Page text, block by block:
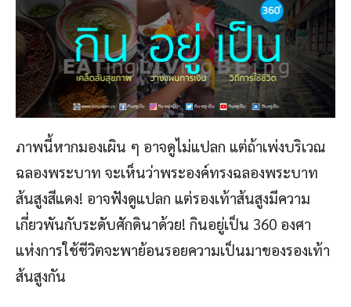
ภาพนี้หากมองเผิน ๆ อาจดูไม่แปลก แต่ถ้าเพ่งบริเวณ
ฉลองพระบาท จะเห็นว่าพระองค์ทรงฉลองพระบาท
ส้นสูงสีแดง! อาจฟังดูแปลก แต่รองเท้าส้นสูงมีความ
เกี่ยวพันกับระดับศักดินาด้วย! กินอยู่เป็น 360 องศา
แห่งการใช้ชีวิตจะพาย้อนรอยความเป็นมาของรองเท้า
ส้นสูงกัน